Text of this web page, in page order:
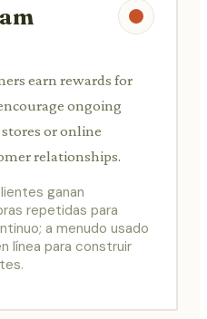
earn rewards for
ongoing
or online
relationships.
ganan
repetidas para
a menudo usado
línea para construir